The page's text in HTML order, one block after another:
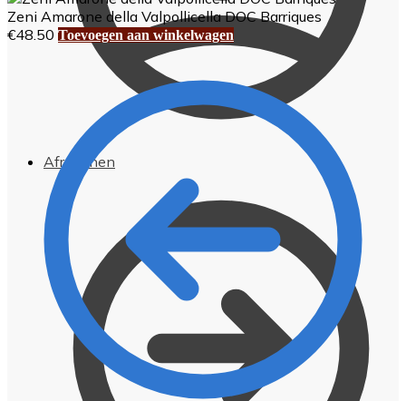
Afrekenen
Zeni Amarone della Valpollicella DOC Barriques
€48.50 Toevoegen aan winkelwagen